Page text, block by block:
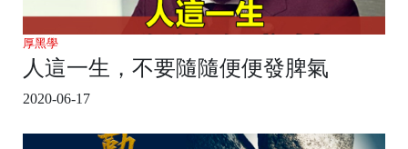
厚黑學
人這一生，不要隨隨便便發脾氣
2020-06-17